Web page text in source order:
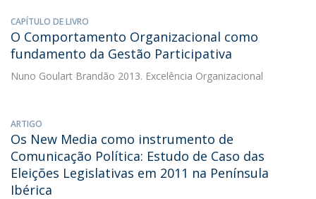
CAPÍTULO DE LIVRO
O Comportamento Organizacional como
fundamento da Gestão Participativa
Nuno Goulart Brandão 2013. Excelência Organizacional
ARTIGO
Os New Media como instrumento de
Comunicação Política: Estudo de Caso das
Eleições Legislativas em 2011 na Península
Ibérica